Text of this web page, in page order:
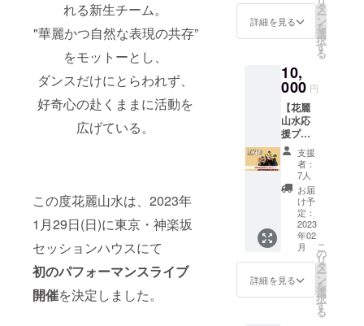
れる新生チーム。
"華麗かつ自然な表現の共存”
をモットーとし、
ダンスだけにとらわれず、
好奇心の赴くままに活動を
広げている。
この度花麗山水は、2023年
1月29日(日)に東京・神楽坂
セッションハウスにて
初のパフォーマンスライブ
開催を決定しました。
URLを
お送り
日は
URLよ
りご入
室いた
だきご
覧いた
だけま
す。
~2024
年2月予
定 /文字
ていた
だきま
用はお
控えく
い。 ※
備考欄
に掲載
される
ご希望
のお名
前（フ
ルネー
ムまた
はニッ
クネー
ム）を
必ずご
記載下
デオレ
ター
（前半
のメッ
セー
ジ、後
半は特
典映像
となり
ま
す。）
・Let it
be.ライ
ブTシャ
ツ ライ
ブのオ
リジナ
ルTシャ
ツで
す。 会
詳細を見る
タ
ー
ン
を
選
択
す
る
10,
000 円
【花麗
山水応
援プラ
ン -
松-】 ●
リター
ン内容
・HPお
名前掲
載 ・エ
ンド
ロール
お名前
掲載 ・
衣装ス
支援
者：
7人
お届
け予
定：
2023
年02
月
詳細を見る
こ
の
リ
タ
ー
ン
を
選
択
す
る